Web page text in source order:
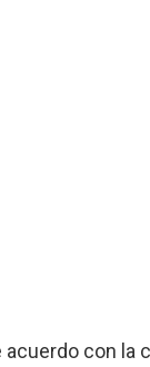
acuerdo con la